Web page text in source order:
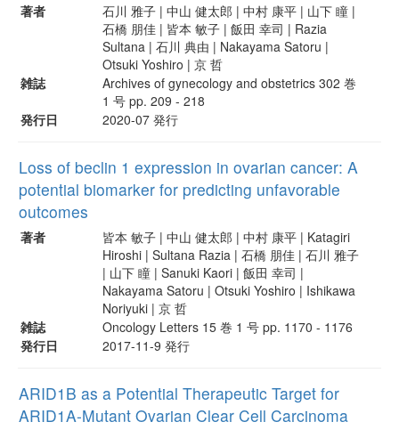
著者
石川 雅子 | 中山 健太郎 | 中村 康平 | 山下 瞳 |
石橋 朋佳 | 皆本 敏子 | 飯田 幸司 | Razia
Sultana | 石川 典由 | Nakayama Satoru |
Otsuki Yoshiro | 京 哲
雑誌
Archives of gynecology and obstetrics 302 巻
1 号 pp. 209 - 218
発行日
2020-07 発行
Loss of beclin 1 expression in ovarian cancer: A
potential biomarker for predicting unfavorable
outcomes
著者
皆本 敏子 | 中山 健太郎 | 中村 康平 | Katagiri
Hiroshi | Sultana Razia | 石橋 朋佳 | 石川 雅子
| 山下 瞳 | Sanuki Kaori | 飯田 幸司 |
Nakayama Satoru | Otsuki Yoshiro | Ishikawa
Noriyuki | 京 哲
雑誌
Oncology Letters 15 巻 1 号 pp. 1170 - 1176
発行日
2017-11-9 発行
ARID1B as a Potential Therapeutic Target for
ARID1A-Mutant Ovarian Clear Cell Carcinoma